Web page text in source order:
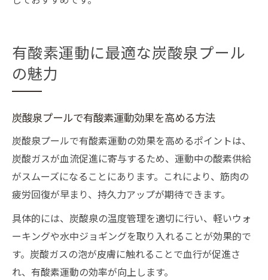
有酸素運動に最適な炭酸泉プール
の魅力
炭酸泉プールで有酸素運動効果を高める方法
炭酸泉プールで有酸素運動の効果を高めるポイントは、
炭酸ガスが血流促進に寄与するため、運動中の酸素供給
がスムーズになることにあります。これにより、筋肉の
疲労回復が早まり、持久力アップが期待できます。
具体的には、炭酸泉の温度管理を適切に行い、軽いウォ
ーキングや水中ジョギングを取り入れることが効果的で
す。炭酸ガスの泡が皮膚に触れることで血行が促進さ
れ、有酸素運動の効率が向上します。